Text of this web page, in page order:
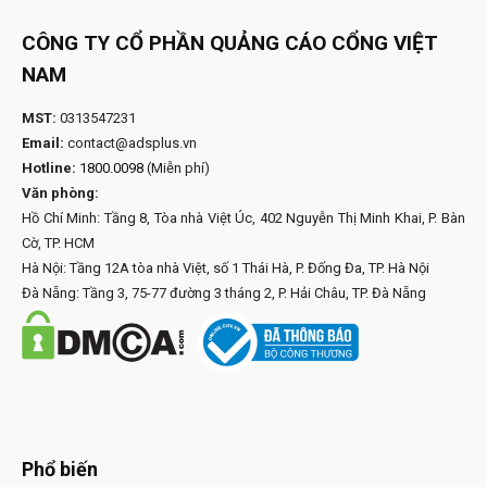
CÔNG TY CỔ PHẦN QUẢNG CÁO CỔNG VIỆT
NAM
MST: 0313547231
Email: contact@adsplus.vn
Hotline: 1800.0098 (Miễn phí)
Văn phòng:
Hồ Chí Minh: Tầng 8, Tòa nhà Việt Úc, 402 Nguyễn Thị Minh Khai, P. Bàn
Cờ, TP. HCM
Hà Nội: Tầng 12A tòa nhà Việt, số 1 Thái Hà, P. Đống Đa, TP. Hà Nội
Đà Nẵng: Tầng 3, 75-77 đường 3 tháng 2, P. Hải Châu, TP. Đà Nẵng
Phổ biến